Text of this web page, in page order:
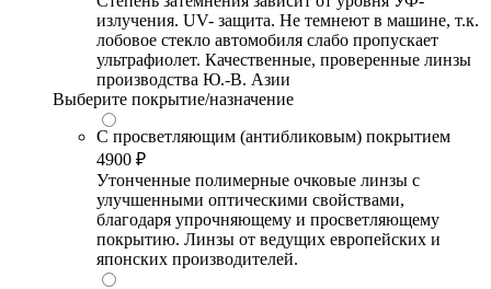
излучения. UV- защита. Не темнеют в машине, т.к.
лобовое стекло автомобиля слабо пропускает
ультрафиолет. Качественные, проверенные линзы
производства Ю.-В. Азии
Выберите покрытие/назначение
С просветляющим (антибликовым) покрытием
4900 ₽
Утонченные полимерные очковые линзы с
улучшенными оптическими свойствами,
благодаря упрочняющему и просветляющему
покрытию. Линзы от ведущих европейских и
японских производителей.